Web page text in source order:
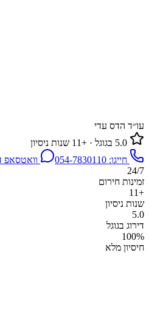
עו״ד הדס עדי
חייגו: 054-7830110
וואטסאפ
24/7
זמינות חירום
+11
שנות ניסיון
5.0
דירוג בגוגל
100%
חיסיון מלא